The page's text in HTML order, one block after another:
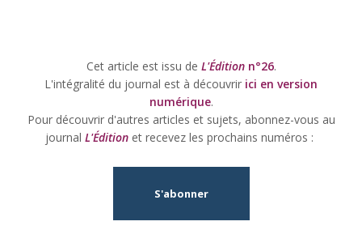
Cet article est issu de L'Éditionn°26.
L'intégralité du journal est à découvrir ici en version
numérique.
Pour découvrir d'autres articles et sujets, abonnez-vous au
journal L'Édition et recevez les prochains numéros :
S'abonner